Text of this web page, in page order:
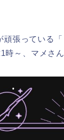
張っている
時～、マメさ